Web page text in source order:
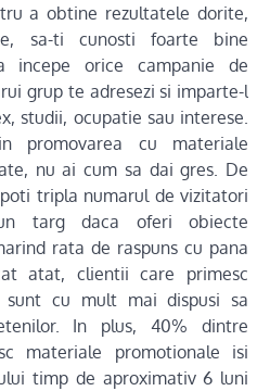
a obtine rezultatele dorite,
sa-ti cunosti foarte bine
incepe orice campanie de
grup te adresezi si imparte-l
studii, ocupatie sau interese.
promovarea cu materiale
nu ai cum sa dai gres. De
tripla numarul de vizitatori
targ daca oferi obiecte
rata de raspuns cu pana
atat, clientii care primesc
sunt cu mult mai dispusi sa
In plus, 40% dintre
materiale promotionale isi
timp de aproximativ 6 luni